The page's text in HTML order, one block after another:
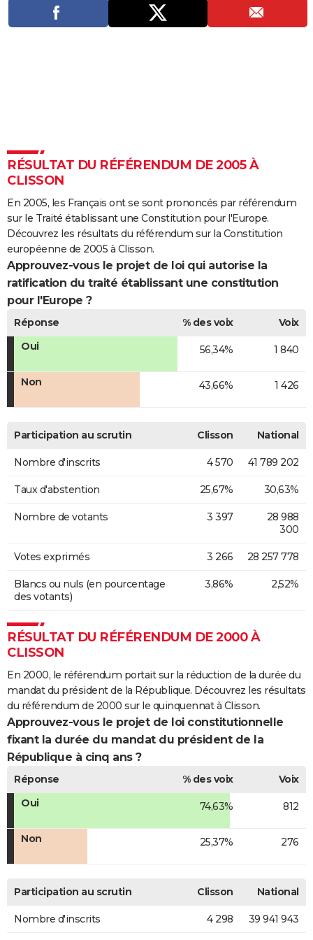
Destinations
Voyage nature
Voyage de noces
Dictionnaire
Biographies
Citations
Expressions
Proverbes
PROGRAMME TV
COPAINS D'AVANT
S'inscrire
Se connecter
Lycées
Collèges
Primaires
Universités
Entreprises
Service militaire
Avis de recherche
AVIS DE DÉCÈS
FORUM
Bricolage
Lifestyle
Culture
Sport
Auto
Television
Voyage
Cinema
RÉSULTAT DU RÉFÉRENDUM DE 2005 À
CLISSON
En 2005, les Français ont se sont prononcés par référendum
sur le Traité établissant une Constitution pour l'Europe.
Découvrez les résultats du référendum sur la Constitution
européenne de 2005 à Clisson.
Approuvez-vous le projet de loi qui autorise la
ratification du traité établissant une constitution
pour l'Europe ?
Réponse % des voix
Voix
Oui
56,34% 1 840
Non 43,66% 1 426
Participation au scrutin Clisson National
Nombre d'inscrits 4 570 41 789 202
Taux d'abstention 25,67% 30,63%
Nombre de votants 3 397
28 988
300
Votes exprimés 3 266 28 257 778
Blancs ou nuls (en pourcentage
des votants)
3,86% 2,52%
RÉSULTAT DU RÉFÉRENDUM DE 2000 À
CLISSON
En 2000, le référendum portait sur la réduction de la durée du
mandat du président de la République. Découvrez les résultats
du référendum de 2000 sur le quinquennat à Clisson.
Approuvez-vous le projet de loi constitutionnelle
fixant la durée du mandat du président de la
République à cinq ans ?
Réponse % des voix
Voix
Oui
74,63% 812
Non 25,37% 276
Participation au scrutin Clisson National
Nombre d'inscrits 4 298 39 941 943